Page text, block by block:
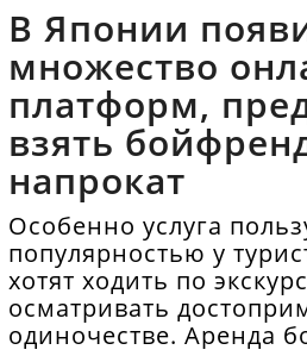
В Японии
множество
платформ,
взять
напрокат
Особенно услуга
популярностью у
хотят ходить по
осматривать
одиночестве. Аренда